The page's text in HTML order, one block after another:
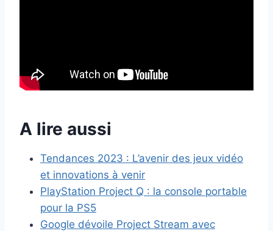
A lire aussi
Tendances 2023 : L’avenir des jeux vidéo
et innovations à venir
PlayStation Project Q : la console portable
pour la PS5
Google dévoile Project Stream avec